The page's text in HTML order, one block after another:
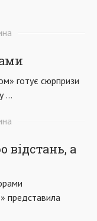
готує сюрпризи
...
відстань, а
представила